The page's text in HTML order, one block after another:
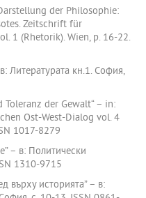
der Philosophie:
Zeitschrift für
1 (Rhetorik). Wien, p. 16-22.
Литературата кн.1. София,
Toleranz der Gewalt“ – in:
Ost-West-Dialog vol. 4
1017-8279
– в: Политически
1310-9715
върху историята” – в: